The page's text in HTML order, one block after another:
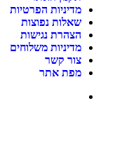
מדיניות הפרטיות
שאלות נפוצות
הצהרת נגישות
מדיניות משלוחים
צור קשר
מפת אתר